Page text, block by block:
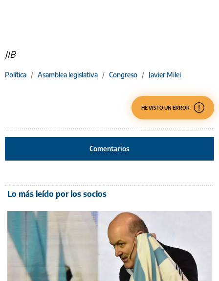
JIB
Política / Asamblea legislativa / Congreso / Javier Milei
HE VISTO UN ERROR
Comentarios
Lo más leído por los socios